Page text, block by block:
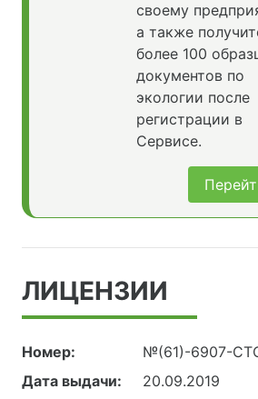
своему
а также
более 100
документов по
экологии после
регистрации в
Сервисе.
ЛИЦЕНЗИИ
Номер:
№(61)-6907-
Дата выдачи:
20.09.2019